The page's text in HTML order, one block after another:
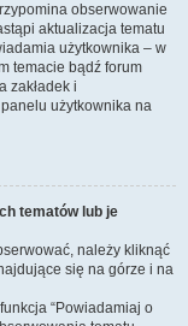
obserwowanie
aktualizacja tematu
użytkownika – w
temacie bądź forum
zakładek i
użytkownika na
tematów lub je
należy kliknąć
się na górze i na
“Powiadamiaj o